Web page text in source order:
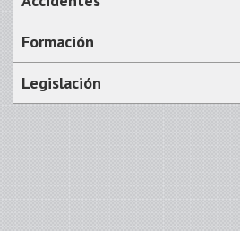
Formación
Legislación